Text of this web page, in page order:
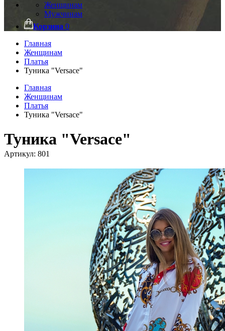
Женщинам
Мужчинам
Корзина 0
Главная
Женщинам
Платья
Туника "Versace"
Главная
Женщинам
Платья
Туника "Versace"
Туника "Versace"
Артикул: 801